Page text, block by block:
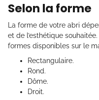
Selon la forme
La forme de votre abri
et de l’esthétique
formes disponibles sur le
Rectangulaire.
Rond.
Dôme.
Droit.